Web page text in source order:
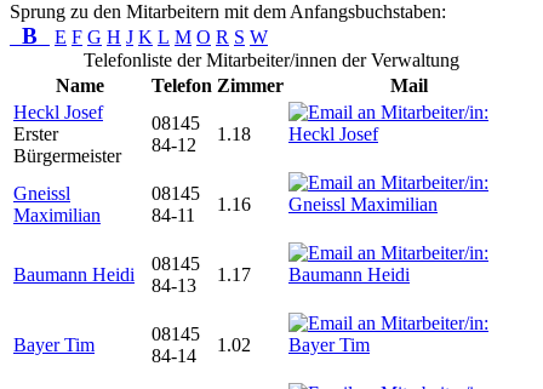
Sprung zu den Mitarbeitern mit dem Anfangsbuchstaben:
B E F G H J K L M O R S W
Telefonliste der Mitarbeiter/innen der Verwaltung
Name
Telefon Zimmer
Mail
Heckl Josef
Erster
Bürgermeister
08145
84-12
1.18
Gneissl
Maximilian
08145
84-11
1.16
Baumann Heidi
08145
84-13
1.17
Bayer Tim
08145
84-14
1.02